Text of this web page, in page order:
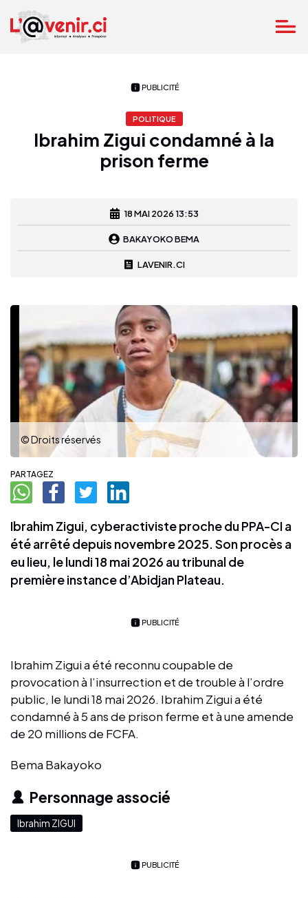
PUBLICITÉ
POLITIQUE
Ibrahim Zigui condamné à la
prison ferme
18 MAI 2026 13:53
BAKAYOKO BEMA
LAVENIR.CI
© Droits réservés
PARTAGEZ
Ibrahim Zigui, cyberactiviste proche du PPA-CI a
été arrêté depuis novembre 2025. Son procès a
eu lieu, le lundi 18 mai 2026 au tribunal de
première instance d’Abidjan Plateau.
PUBLICITÉ
Ibrahim Zigui a été reconnu coupable de
provocation à l’insurrection et de trouble à l’ordre
public, le lundi 18 mai 2026. Ibrahim Zigui a été
condamné à 5 ans de prison ferme et à une amende
de 20 millions de FCFA.
Bema Bakayoko
Personnage associé
Ibrahim ZIGUI
PUBLICITÉ